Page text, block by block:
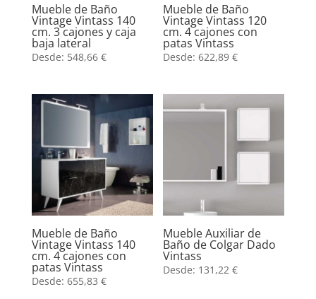
Mueble de Baño
Vintage Vintass 140
cm. 3 cajones y caja
baja lateral
Desde: 548,66 €
Mueble de Baño
Vintage Vintass 120
cm. 4 cajones con
patas Vintass
Desde:622,89€
Mueble de Baño
Vintage Vintass 140
cm. 4 cajones con
patas Vintass
Desde: 655,83 €
Mueble Auxiliar de
Baño de Colgar Dado
Vintass
Desde: 131,22€